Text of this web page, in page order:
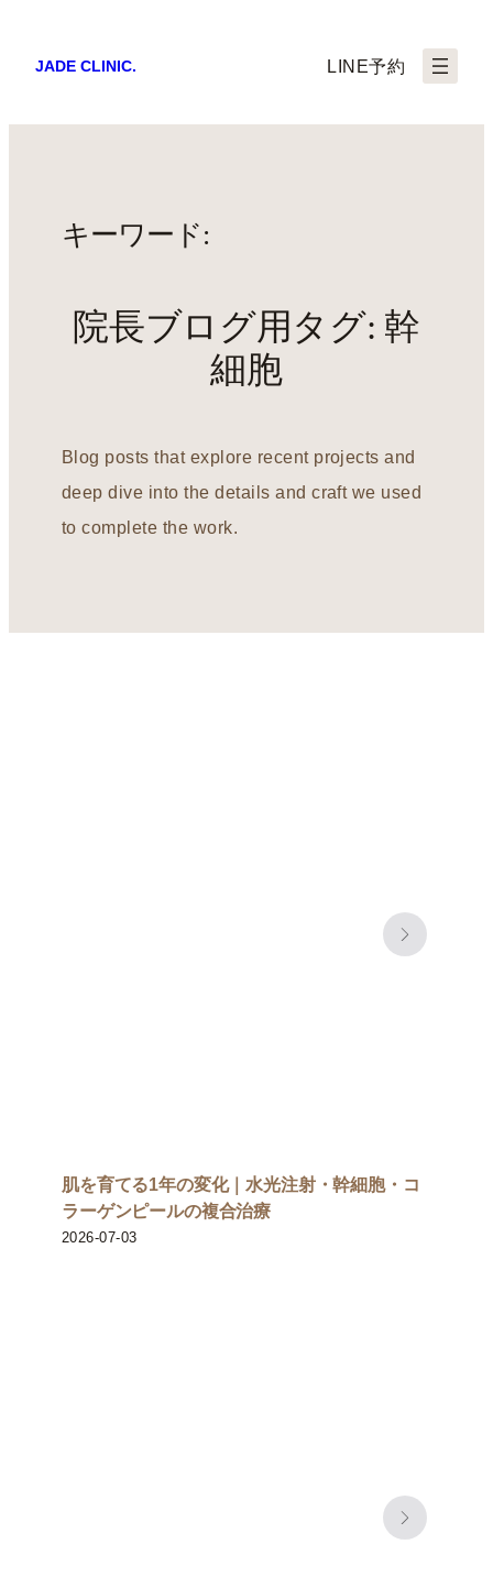
JADE CLINIC. LINE予約
キーワード:
院長ブログ用タグ: 幹
細胞
Blog posts that explore recent projects and
deep dive into the details and craft we used
to complete the work.
肌を育てる1年の変化｜水光注射・幹細胞・コ
ラーゲンピールの複合治療
2026-07-03